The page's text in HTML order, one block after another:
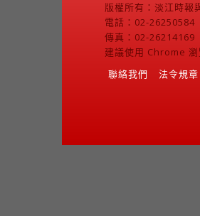
版權所有：淡江時報
電話：02-26250584
傳真：02-26214169
建議使用 Chrome 瀏
聯絡我們
法令規章